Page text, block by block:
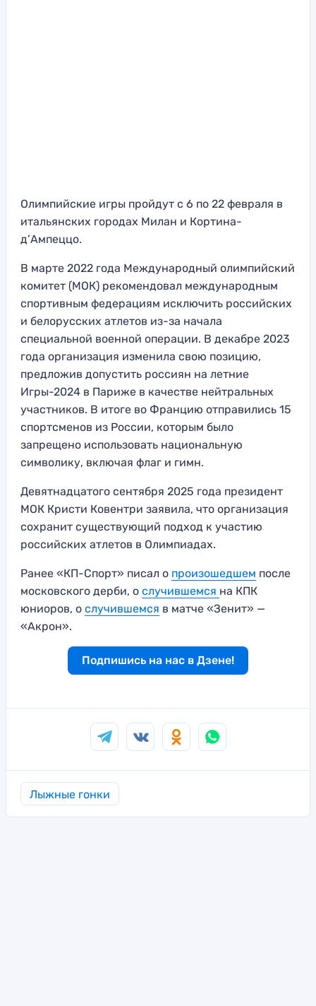
Олимпийские игры пройдут с 6 по 22 февраля в
итальянских городах Милан и Кортина-
д’Ампеццо.
В марте 2022 года Международный олимпийский
комитет (МОК) рекомендовал международным
спортивным федерациям исключить российских
и белорусских атлетов из-за начала
специальной военной операции. В декабре 2023
года организация изменила свою позицию,
предложив допустить россиян на летние
Игры-2024 в Париже в качестве нейтральных
участников. В итоге во Францию отправились 15
спортсменов из России, которым было
запрещено использовать национальную
символику, включая флаг и гимн.
Девятнадцатого сентября 2025 года президент
МОК Кристи Ковентри заявила, что организация
сохранит существующий подход к участию
российских атлетов в Олимпиадах.
Ранее «КП-Спорт» писал о произошедшем после
московского дерби, о случившемся на КПК
юниоров, о случившемся в матче «Зенит» —
«Акрон».
Подпишись на нас в Дзене!
Лыжные гонки